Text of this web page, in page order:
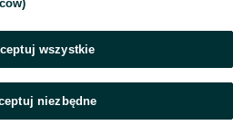
wszystkie
niezbędne